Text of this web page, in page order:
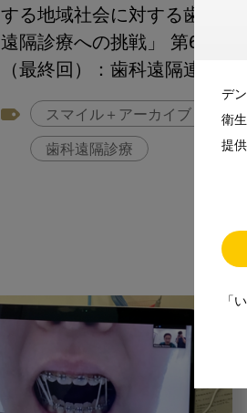
デ
衛
提
「
する地域社会に対する歯科
遠隔診療への挑戦」 第6回
（最終回）：歯科遠隔連携
診療のさらなる展開を目指
して
スマイル＋アーカイブ
歯科遠隔診療